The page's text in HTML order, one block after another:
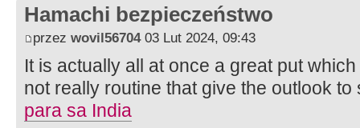
Hamachi bezpieczeństwo
przez wovil5670403 Lut 2024, 09:43
It is actually all at once a great put
not really routine that give the outlook
para sa India